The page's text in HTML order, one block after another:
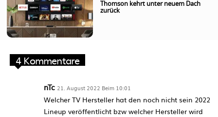
Thomson kehrt unter neuem Dach
zurück
4 Kommentare
nTc 21. August 2022 Beim 10:01
Welcher TV Hersteller hat den noch nicht sein 2022
Lineup veröffentlicht bzw welcher Hersteller wird